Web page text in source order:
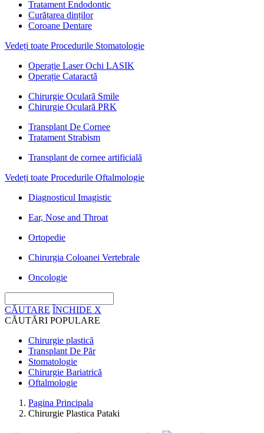
Tratament Endodontic
Curățarea dinților
Coroane Dentare
Vedeți toate Procedurile Stomatologie
Operație Laser Ochi LASIK
Operație Cataractă
Chirurgie Oculară Smile
Chirurgie Oculară PRK
Transplant De Cornee
Tratament Strabism
Transplant de cornee artificială
Vedeți toate Procedurile Oftalmologie
Diagnosticul Imagistic
Ear, Nose and Throat
Ortopedie
Chirurgia Coloanei Vertebrale
Oncologie
CĂUTARE ÎNCHIDE X
CĂUTĂRI POPULARE
Chirurgie plastică
Transplant De Păr
Stomatologie
Chirurgie Bariatrică
Oftalmologie
Pagina Principala
Chirurgie Plastica Pataki